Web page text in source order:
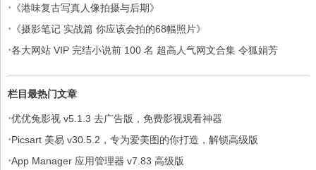
· 《港味复古写真人像拍摄与后期》
· 《摄影笔记 实战篇 你应该会拍的68幅照片》
·各大网站 VIP 完结小说前 100 名 超高人气网文合集 令狐娟芳
栏目最热门文章
·优优兔影视 v5.1.3 去广告版，免费影视观看神器
·Picsart 美易 v30.5.2，专为爱美图的你打造，解锁高级版
·App Manager 应用管理器 v7.83 高级版